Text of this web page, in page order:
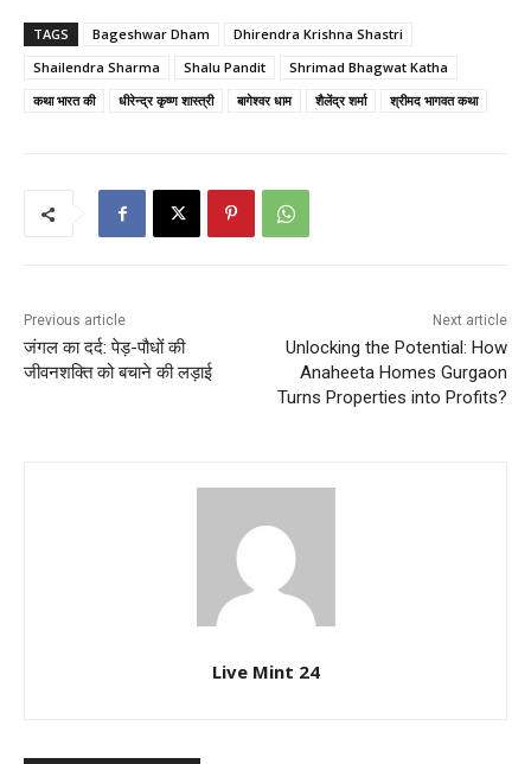
TAGS Bageshwar Dham
Dhirendra Krishna Shastri
Shailendra Sharma
Shalu Pandit
Shrimad Bhagwat Katha
कथा भारत की
धीरेन्द्र कृष्ण शास्त्री बागेश्वर धाम शैलेंद्र शर्मा श्रीमद भागवत कथा
Previous article
जंगल का दर्द: पेड़-पौधों की
जीवनशक्ति को बचाने की लड़ाई
Next article
Unlocking the Potential: How
Anaheeta Homes Gurgaon
Turns Properties into Profits?
Live Mint 24